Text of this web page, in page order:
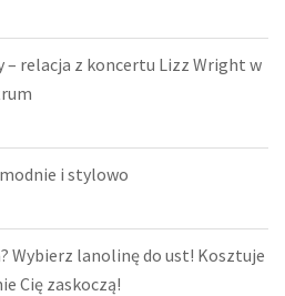
– relacja z koncertu Lizz Wright w
i stylowo
Wybierz lanolinę do ust! Kosztuje
Cię zaskoczą!